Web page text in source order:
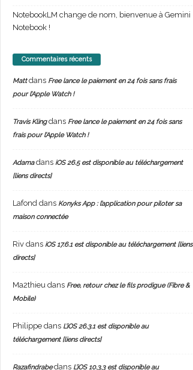
NotebookLM change de nom, bienvenue à Gemini
Notebook !
Commentaires récents
Mattdans Free lance le paiement en 24 fois sans frais
pour l’Apple Watch !
Travis Klingdans Free lance le paiement en 24 fois sans
frais pour l’Apple Watch !
Adamadans iOS 26.5 est disponible au téléchargement
[liens directs]
Lafond dans Konyks App : l’application pour piloter sa
maison connectée
Rivdans iOS 17.6.1 est disponible au téléchargement [liens
directs]
Ma2thieu dans Free, retour chez le fils prodigue (Fibre &
Mobile)
Philippedans L’iOS 26.3.1 est disponible au
téléchargement [liens directs]
Razafindrabedans L’iOS 10.3.3 est disponible au